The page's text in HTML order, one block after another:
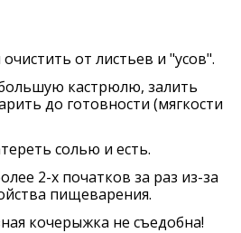
от листьев и "усов".
кастрюлю, залить
до готовности (мягкости
солью и есть.
2-х початков за раз из-за
пищеварения.
кочерыжка не съедобна!